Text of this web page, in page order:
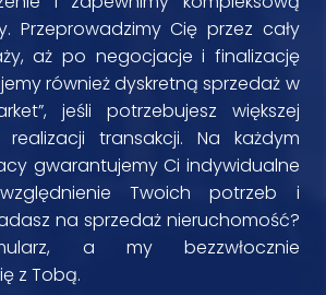
Przeprowadzimy Cię przez cały
aż po negocjacje i finalizację
również dyskretną sprzedaż w
jeśli potrzebujesz większej
transakcji. Na każdym
gwarantujemy Ci indywidualne
Twoich potrzeb i
na sprzedaż nieruchomość?
a my bezzwłocznie
z Tobą.